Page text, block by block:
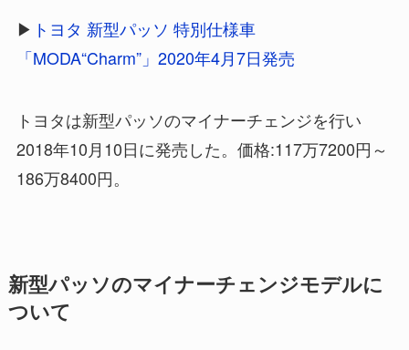
▶ トヨタ 新型パッソ 特別仕様車
「MODA“Charm”」2020年4月7日発売
トヨタは新型パッソのマイナーチェンジを行い
2018年10月10日に発売した。価格:117万7200円～
186万8400円。
新型パッソのマイナーチェンジモデルに
ついて